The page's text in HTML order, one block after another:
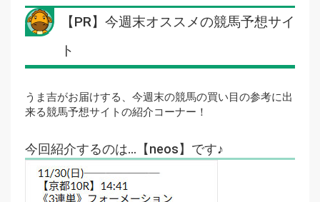
【PR】今週末オススメの競馬予想サイ
ト
うま吉がお届けする、今週末の競馬の買い目の参考に出
来る競馬予想サイトの紹介コーナー！
今回紹介するのは…【neos】です♪